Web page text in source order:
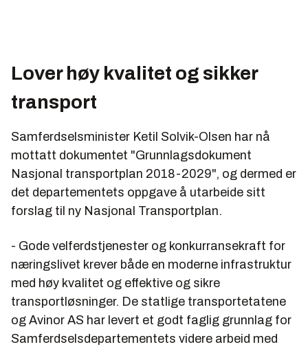
Lover høy kvalitet og sikker
transport
Samferdselsminister Ketil Solvik-Olsen har nå
mottatt dokumentet "Grunnlagsdokument
Nasjonal transportplan 2018-2029", og dermed er
det departementets oppgave å utarbeide sitt
forslag til ny Nasjonal Transportplan.
- Gode velferdstjenester og konkurransekraft for
næringslivet krever både en moderne infrastruktur
med høy kvalitet og effektive og sikre
transportløsninger. De statlige transportetatene
og Avinor AS har levert et godt faglig grunnlag for
Samferdselsdepartementets videre arbeid med